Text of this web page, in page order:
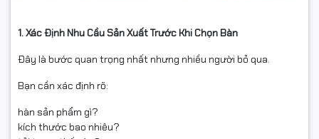
1. Xác Định Nhu Cầu Sản Xuất Trước Khi Chọn Bàn
Đây là bước quan trọng nhất nhưng nhiều người bỏ qua.
Bạn cần xác định rõ:
hàn sản phẩm gì?
kích thước bao nhiêu?